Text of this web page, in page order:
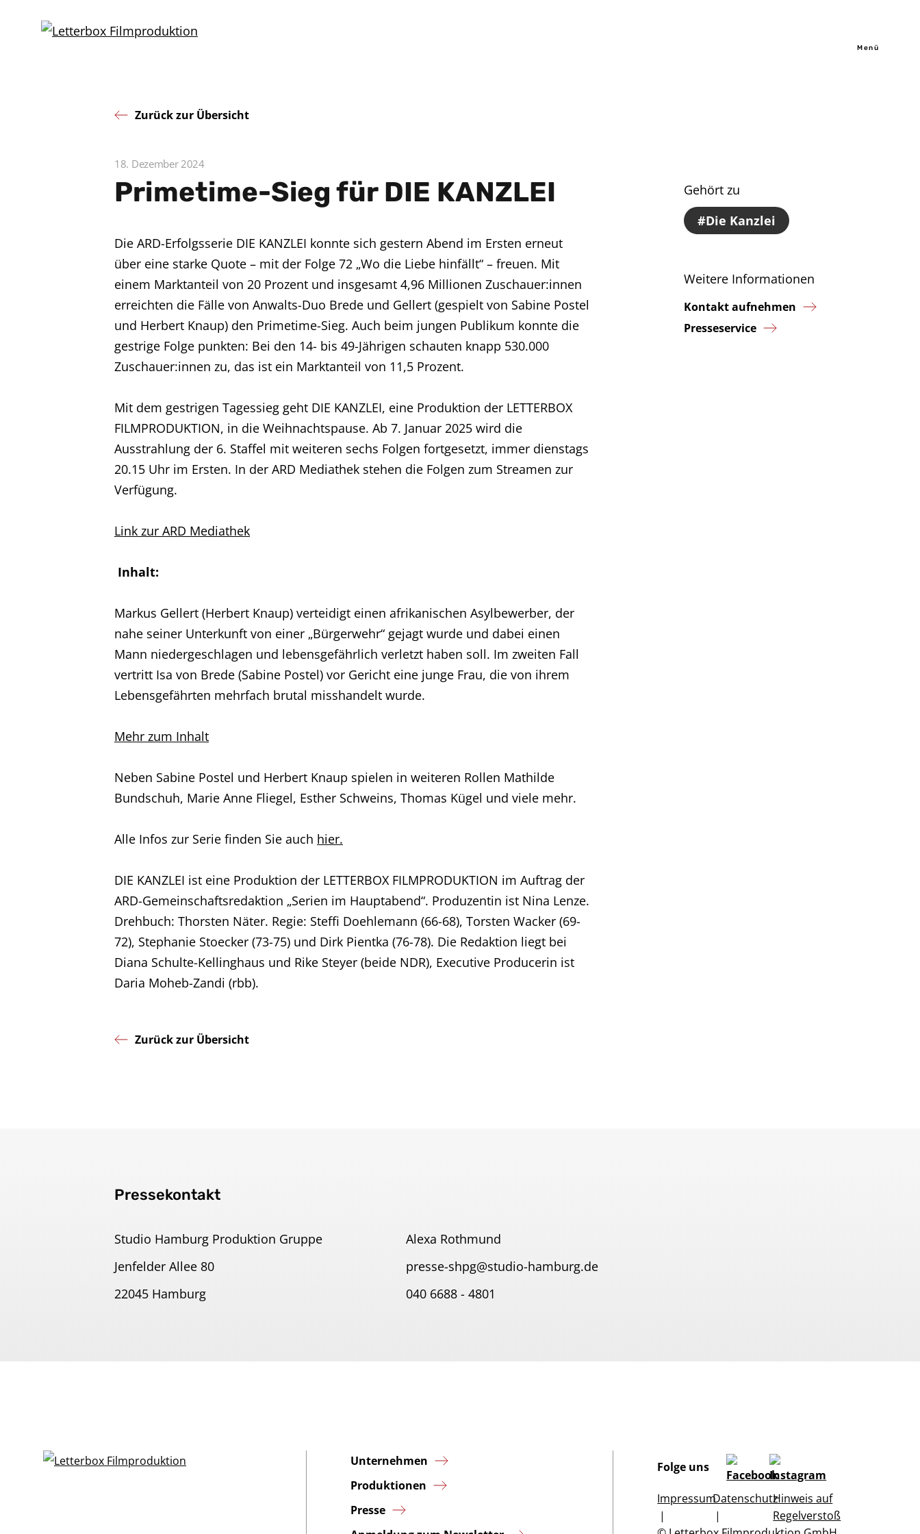
Menü
Zurück zur Übersicht
18. Dezember 2024
Primetime-Sieg für DIE KANZLEI
Die ARD-Erfolgsserie DIE KANZLEI konnte sich gestern Abend im Ersten erneut
über eine starke Quote – mit der Folge 72 „Wo die Liebe hinfällt“ – freuen. Mit
einem Marktanteil von 20 Prozent und insgesamt 4,96 Millionen Zuschauer:innen
erreichten die Fälle von Anwalts-Duo Brede und Gellert (gespielt von Sabine Postel
und Herbert Knaup) den Primetime-Sieg. Auch beim jungen Publikum konnte die
gestrige Folge punkten: Bei den 14- bis 49-Jährigen schauten knapp 530.000
Zuschauer:innen zu, das ist ein Marktanteil von 11,5 Prozent.
Mit dem gestrigen Tagessieg geht DIE KANZLEI, eine Produktion der LETTERBOX
FILMPRODUKTION, in die Weihnachtspause. Ab 7. Januar 2025 wird die
Ausstrahlung der 6. Staffel mit weiteren sechs Folgen fortgesetzt, immer dienstags
20.15 Uhr im Ersten. In der ARD Mediathek stehen die Folgen zum Streamen zur
Verfügung.
Link zur ARD Mediathek
Inhalt:
Markus Gellert (Herbert Knaup) verteidigt einen afrikanischen Asylbewerber, der
nahe seiner Unterkunft von einer „Bürgerwehr“ gejagt wurde und dabei einen
Mann niedergeschlagen und lebensgefährlich verletzt haben soll. Im zweiten Fall
vertritt Isa von Brede (Sabine Postel) vor Gericht eine junge Frau, die von ihrem
Lebensgefährten mehrfach brutal misshandelt wurde.
Mehr zum Inhalt
Neben Sabine Postel und Herbert Knaup spielen in weiteren Rollen Mathilde
Bundschuh, Marie Anne Fliegel, Esther Schweins, Thomas Kügel und viele mehr.
Alle Infos zur Serie finden Sie auch hier.
DIE KANZLEI ist eine Produktion der LETTERBOX FILMPRODUKTION im Auftrag der
ARD-Gemeinschaftsredaktion „Serien im Hauptabend“. Produzentin ist Nina Lenze.
Drehbuch: Thorsten Näter. Regie: Steffi Doehlemann (66-68), Torsten Wacker (69-
72), Stephanie Stoecker (73-75) und Dirk Pientka (76-78). Die Redaktion liegt bei
Diana Schulte-Kellinghaus und Rike Steyer (beide NDR), Executive Producerin ist
Daria Moheb-Zandi (rbb).
Gehört zu
Die Kanzlei
Weitere Informationen
Kontakt aufnehmen
Presseservice
Zurück zur Übersicht
Pressekontakt
Studio Hamburg Produktion Gruppe
Jenfelder Allee 80
22045 Hamburg
Alexa Rothmund
presse-shpg@studio-hamburg.de
040 6688 - 4801
Unternehmen
Produktionen
Presse
Folge uns
ImpressumDatenschutzHinweis auf
Regelverstoß
Produktionen
Presse
Karriere
Kontakt
Impressum